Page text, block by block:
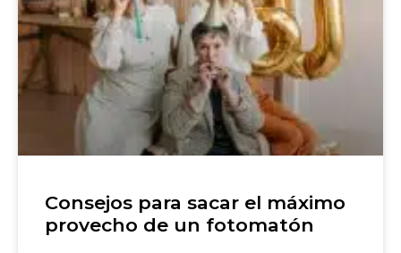
Consejos para sacar el máximo
provecho de un fotomatón